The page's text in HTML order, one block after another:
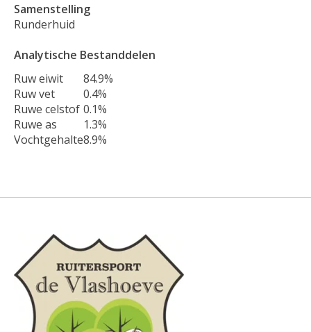
Samenstelling
Runderhuid
Analytische Bestanddelen
Ruw eiwit
84.9%
Ruw vet
0.4%
Ruwe celstof 0.1%
Ruwe as
1.3%
Vochtgehalte8.9%